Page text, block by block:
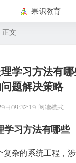
果识教育
正文
学习方法有
题解决策略
日09:32:19 阅读模式
学习方法有哪些
复杂的系统工程，涉